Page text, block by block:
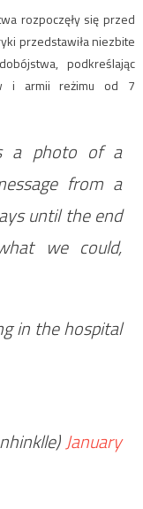
rozpoczęły się przed
przedstawiła niezbite
podkreślając
i armii reżimu od 7
a photo of a
from a
until the end
we could,
in the hospital
January